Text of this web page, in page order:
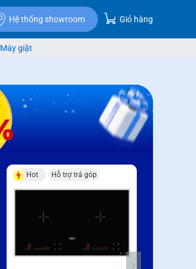
Hệ thống showroom Giỏ hàng
Máy giặt
Hot Hỗ trợ trả góp